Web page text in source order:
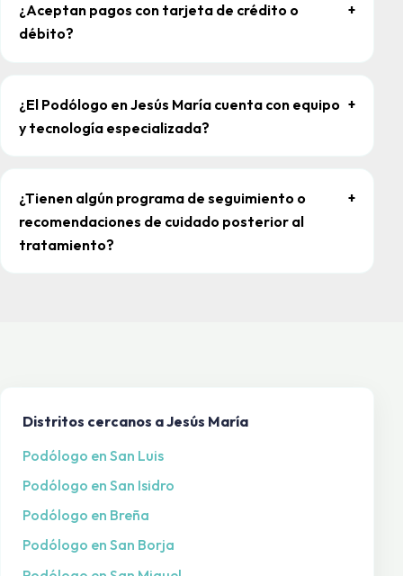
¿Aceptan pagos con tarjeta de crédito o
débito?
+
¿El Podólogo en Jesús María cuenta con equipo
y tecnología especializada?
+
¿Tienen algún programa de seguimiento o
recomendaciones de cuidado posterior al
tratamiento?
+
Distritos cercanos a Jesús María
Podólogo en San Luis
Podólogo en San Isidro
Podólogo en Breña
Podólogo en San Borja